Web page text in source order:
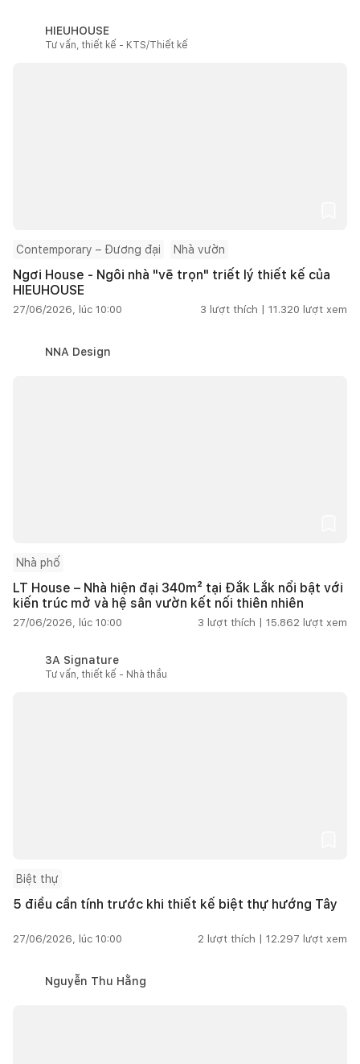
HIEUHOUSE
Tư vấn, thiết kế - KTS/Thiết kế
Contemporary – Đương đại Nhà vườn
Ngơi House - Ngôi nhà "vẽ trọn" triết lý thiết kế của
HIEUHOUSE
27/06/2026, lúc 10:00 3 lượt thích | 11.320 lượt xem
NNA Design
Nhà phố
LT House – Nhà hiện đại 340m² tại Đắk Lắk nổi bật với
kiến trúc mở và hệ sân vườn kết nối thiên nhiên
27/06/2026, lúc 10:00 3 lượt thích | 15.862 lượt xem
3A Signature
Tư vấn, thiết kế - Nhà thầu
Biệt thự
5 điều cần tính trước khi thiết kế biệt thự hướng Tây
27/06/2026, lúc 10:00 2 lượt thích | 12.297 lượt xem
Nguyễn Thu Hằng